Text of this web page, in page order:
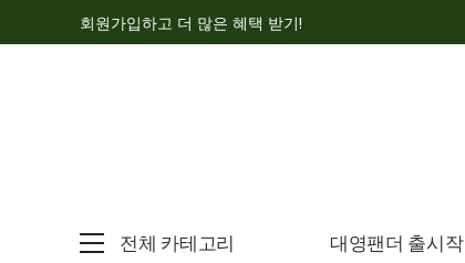
회원가입하고 더 많은 혜택 받기!
전체 카테고리 대영팬더 출시작